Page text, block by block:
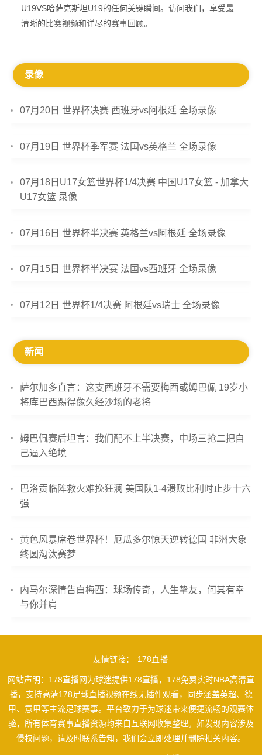
U19VS哈萨克斯坦U19的任何关键瞬间。访问我们，享受最
清晰的比赛视频和详尽的赛事回顾。
录像
07月20日 世界杯决赛 西班牙vs阿根廷 全场录像
07月19日 世界杯季军赛 法国vs英格兰 全场录像
07月18日U17女篮世界杯1/4决赛 中国U17女篮 - 加拿大
U17女篮 录像
07月16日 世界杯半决赛 英格兰vs阿根廷 全场录像
07月15日 世界杯半决赛 法国vs西班牙 全场录像
07月12日 世界杯1/4决赛 阿根廷vs瑞士 全场录像
新闻
萨尔加多直言：这支西班牙不需要梅西或姆巴佩 19岁小
将库巴西踢得像久经沙场的老将
姆巴佩赛后坦言：我们配不上半决赛，中场三抢二把自
己逼入绝境
巴洛贡临阵救火难挽狂澜 美国队1-4溃败比利时止步十六
强
黄色风暴席卷世界杯！厄瓜多尔惊天逆转德国 非洲大象
终圆淘汰赛梦
内马尔深情告白梅西：球场传奇，人生挚友，何其有幸
与你并肩
友情链接： 178直播
网站声明：178直播网为球迷提供178直播，178免费实时NBA高清直
播，支持高清178足球直播视频在线无插件观看，同步涵盖英超、德
甲、意甲等主流足球赛事。平台致力于为球迷带来便捷流畅的观赛体
验，所有体育赛事直播资源均来自互联网收集整理。如发现内容涉及
侵权问题，请及时联系告知，我们会立即处理并删除相关内容。